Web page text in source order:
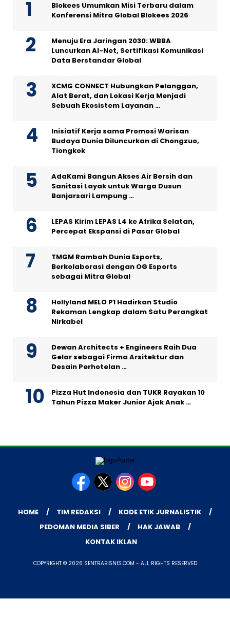
Blokees Umumkan Misi Terbaru dalam
Konferensi Mitra Global Blokees 2026
Menuju Era Jaringan 2030: WBBA
Luncurkan AI-Net, Sertifikasi Komunikasi
Data Berstandar Global
XCMG CONNECT Hubungkan Pelanggan,
Alat Berat, dan Lokasi Kerja Menjadi
Sebuah Ekosistem Layanan …
Inisiatif Kerja sama Promosi Warisan
Budaya Dunia Diluncurkan di Chongzuo,
Tiongkok
AdaKami Bangun Akses Air Bersih dan
Sanitasi Layak untuk Warga Dusun
Banjarsari Lampung …
LEPAS Kirim LEPAS L4 ke Afrika Selatan,
Percepat Ekspansi di Pasar Global
TMGM Rambah Dunia Esports,
Berkolaborasi dengan OG Esports
sebagai Mitra Global
Hollyland MELO P1 Hadirkan Studio
Rekaman Lengkap dalam Satu Perangkat
Nirkabel
Dewan Architects + Engineers Raih Dua
Gelar sebagai Firma Arsitektur dan
Desain Perhotelan …
Pizza Hut Indonesia dan TUKR Rayakan 10
Tahun Pizza Maker Junior Ajak Anak …
HOME TIM REDAKSI
KODE ETIK JURNALISTIK
PEDOMAN MEDIA SIBER
HAK JAWAB
KONTAK IKLAN
COPYRIGHT © 2026 SENTRABISNIS.COM - ALL RIGHTS RESERVED